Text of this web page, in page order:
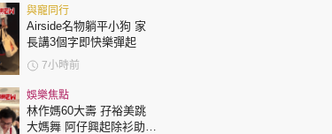
與寵同行
Airside名物躺平小狗 家
長講3個字即快樂彈起
7小時前
娛樂焦點
林作媽60大壽 孖裕美跳
大媽舞 阿仔興起除衫助慶